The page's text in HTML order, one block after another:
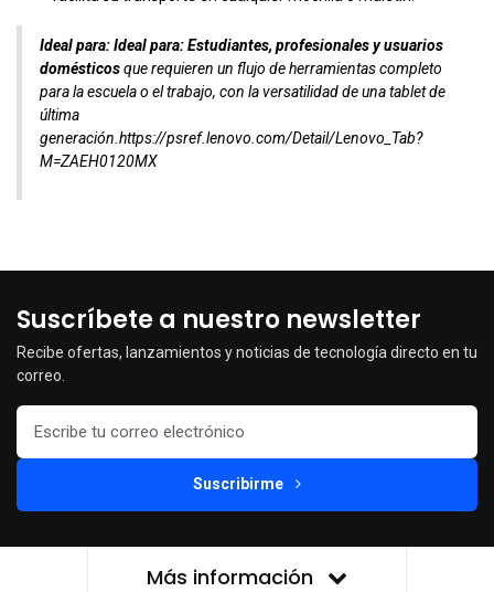
Ideal para:Ideal para:Estudiantes, profesionales y usuarios
domésticosque requieren un flujo de herramientas completo
para la escuela o el trabajo, con la versatilidad de una tablet de
última
generación. https://psref.lenovo.com/Detail/Lenovo_Tab?
M=ZAEH0120MX
Suscríbete a nuestro newsletter
Recibe ofertas, lanzamientos y noticias de tecnología directo en tu
correo.
Suscribirme
Más información